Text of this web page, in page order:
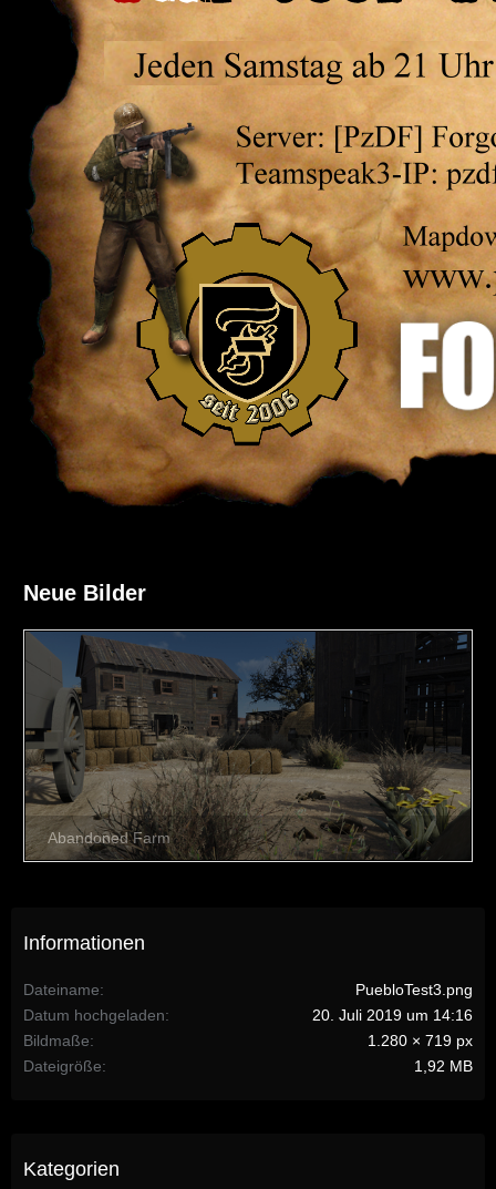
Neue Bilder
Informationen
Dateiname
PuebloTest3.png
Datum hochgeladen
20. Juli 2019 um 14:16
Bildmaße
1.280 × 719 px
Dateigröße
1,92 MB
Kategorien